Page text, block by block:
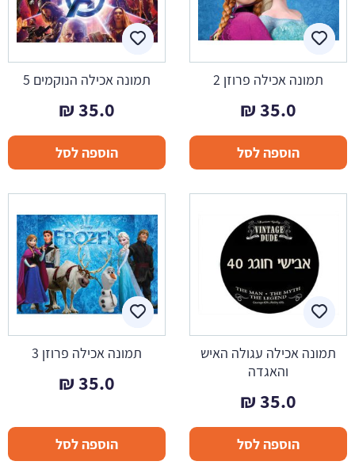
תמונה אכילה פרוזן 2
35.0
₪
הוספה לסל
תמונה אכילה הנוקמים 5
35.0
₪
הוספה לסל
תמונה אכילה עגולה האיש
והאגדה
35.0
₪
הוספה לסל
תמונה אכילה פרוזן 3
35.0
₪
הוספה לסל